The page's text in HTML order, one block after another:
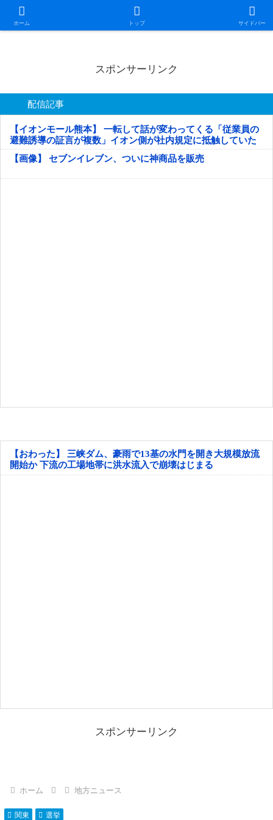
ホーム トップ サイドバー
日本第一！ニュース録
スポンサーリンク
配信記事
【イオンモール熊本】 一転して話が変わってくる「従業員の
避難誘導の証言が複数」イオン側が社内規定に抵触していた
疑い
【画像】 セブンイレブン、ついに神商品を販売
【おわった】 三峡ダム、豪雨で13基の水門を開き大規模放流
開始か 下流の工場地帯に洪水流入で崩壊はじまる
スポンサーリンク
ホーム 地方ニュース
関東 選挙